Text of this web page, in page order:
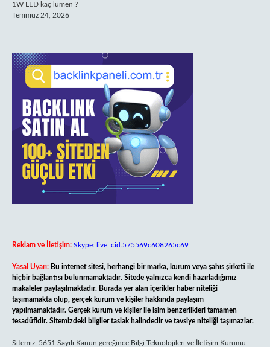
1W LED kaç lümen ?
Temmuz 24, 2026
Reklam ve İletişim: Skype: live:.cid.575569c608265c69
Yasal Uyarı: Bu internet sitesi, herhangi bir marka, kurum veya şahıs şirketi ile
hiçbir bağlantısı bulunmamaktadır. Sitede yalnızca kendi hazırladığımız
makaleler paylaşılmaktadır. Burada yer alan içerikler haber niteliği
taşımamakta olup, gerçek kurum ve kişiler hakkında paylaşım
yapılmamaktadır. Gerçek kurum ve kişiler ile isim benzerlikleri tamamen
tesadüfidir. Sitemizdeki bilgiler taslak halindedir ve tavsiye niteliği taşımazlar.
Sitemiz, 5651 Sayılı Kanun gereğince Bilgi Teknolojileri ve İletişim Kurumu